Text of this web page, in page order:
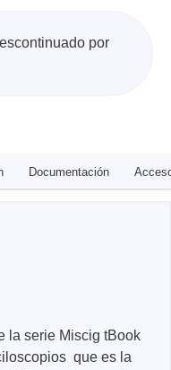
por
Documentación
la serie Miscig tBook
que es la